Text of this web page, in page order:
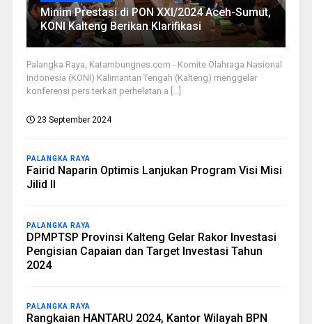
Minim Prestasi di PON XXI/2024 Aceh-Sumut,
KONI Kalteng Berikan Klarifikasi
Palangka Raya, Katambungnes.com - Komite Olahraga Nasional
Indonesia (KONI) Kalimantan Tengah (Kalteng) menggelar
konferensi pers terkait perhelatan a [...]
23 September 2024
PALANGKA RAYA
Fairid Naparin Optimis Lanjukan Program Visi Misi
Jilid II
PALANGKA RAYA
DPMPTSP Provinsi Kalteng Gelar Rakor Investasi
Pengisian Capaian dan Target Investasi Tahun
2024
PALANGKA RAYA
Rangkaian HANTARU 2024, Kantor Wilayah BPN